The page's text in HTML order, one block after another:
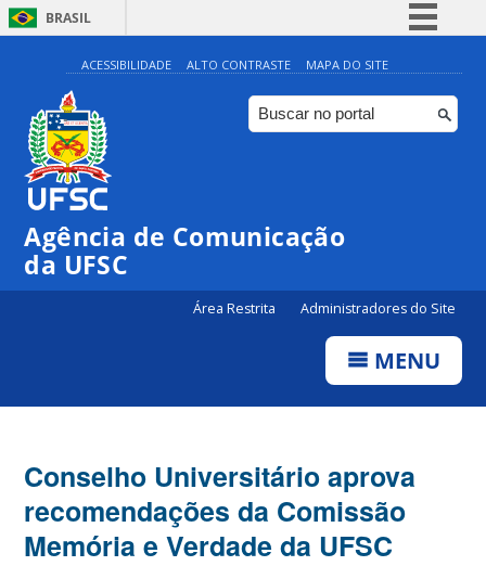
BRASIL
Simplifique!
Comunica BR
Participe
Canais
ACESSIBILIDADE ALTO CONTRASTE MAPA DO SITE
Agência de Comunicação
da UFSC
Área Restrita Administradores do Site
MENU
Conselho Universitário aprova
recomendações da Comissão
Memória e Verdade da UFSC